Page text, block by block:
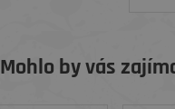
Mohlo by vás